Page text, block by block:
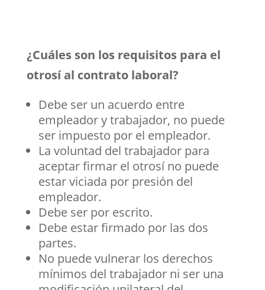
¿Cuáles son los requisitos para el
otrosí al contrato laboral?
Debe ser un acuerdo entre
empleador y trabajador, no puede
ser impuesto por el empleador.
La voluntad del trabajador para
aceptar firmar el otrosí no puede
estar viciada por presión del
empleador.
Debe ser por escrito.
Debe estar firmado por las dos
partes.
No puede vulnerar los derechos
mínimos del trabajador ni ser una